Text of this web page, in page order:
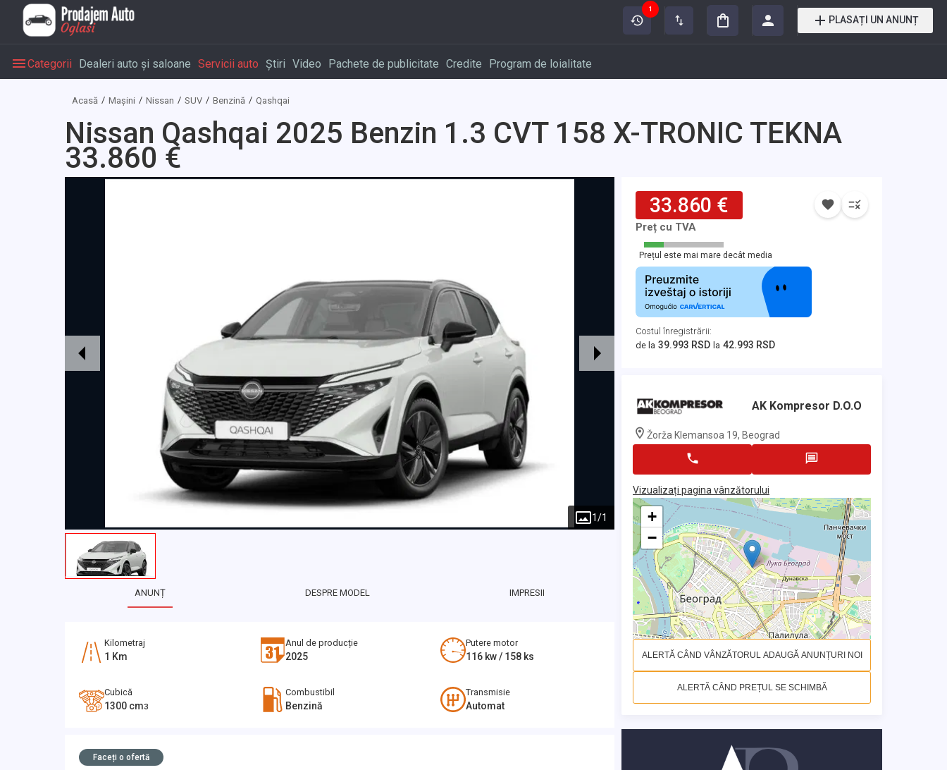
1
PLASAȚI UN ANUNȚ
Categorii Dealeri auto și saloane Servicii auto Știri Video Pachete de publicitate Credite Program de loialitate
Acasă Mașini Nissan SUV Benzină Qashqai
Nissan Qashqai 2025 Benzin 1.3 CVT 158 X-TRONIC TEKNA
33.860 €
1/1
ANUNȚ DESPRE MODEL IMPRESII
Kilometraj
1 Km
Anul de producție
2025
Putere motor
116 kw / 158 ks
Cubică
1300 cm3
Combustibil
Benzină
Transmisie
Automat
Faceți o ofertă
33.860 €
Preț cu TVA
Prețul este mai mare decât media
Costul înregistrării:
de la 39.993 RSD la 42.993 RSD
AK Kompresor D.o.o
Žorža Klemansoa 19, Beograd
Vizualizați pagina vânzătorului
+
−
ALERTĂ CÂND VÂNZĂTORUL ADAUGĂ ANUNȚURI NOI
ALERTĂ CÂND PREȚUL SE SCHIMBĂ